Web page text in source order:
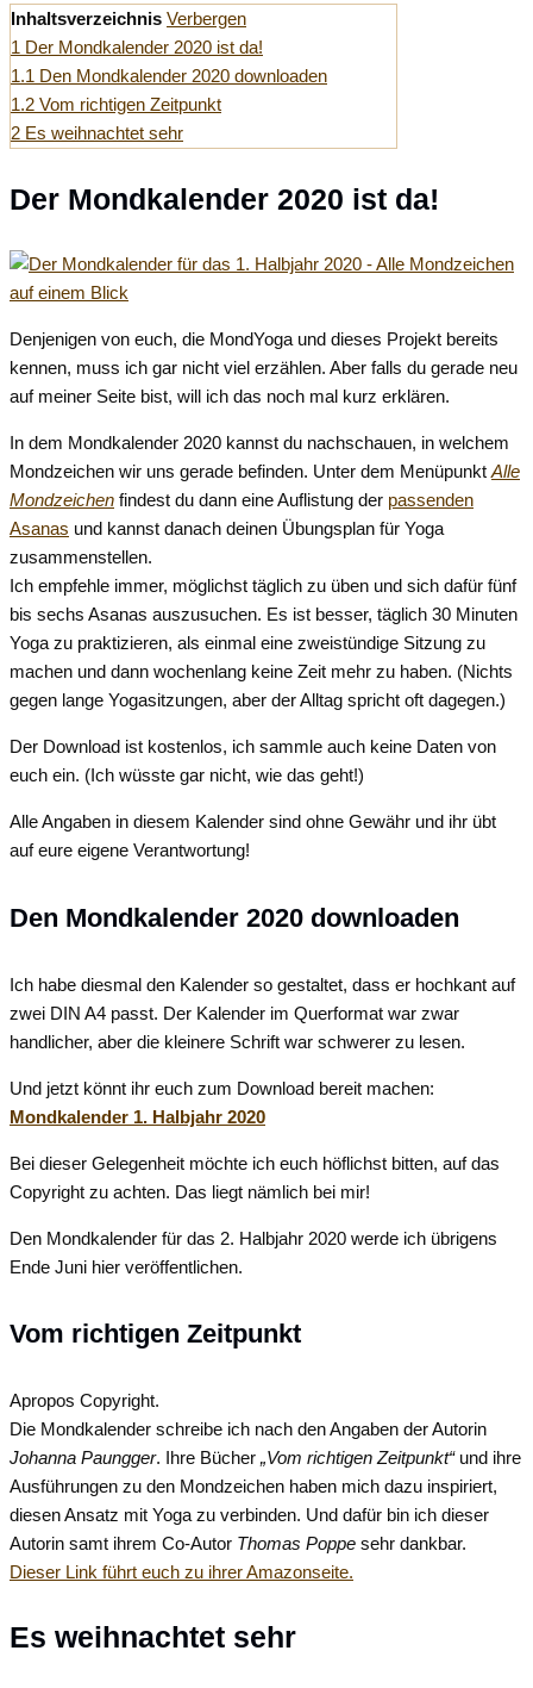
Inhaltsverzeichnis Verbergen
1 Der Mondkalender 2020 ist da!
1.1 Den Mondkalender 2020 downloaden
1.2 Vom richtigen Zeitpunkt
2 Es weihnachtet sehr
Der Mondkalender 2020 ist da!
Denjenigen von euch, die MondYoga und dieses Projekt bereits
kennen, muss ich gar nicht viel erzählen. Aber falls du gerade neu
auf meiner Seite bist, will ich das noch mal kurz erklären.
In dem Mondkalender 2020 kannst du nachschauen, in welchem
Mondzeichen wir uns gerade befinden. Unter dem MenüpunktAlle
Mondzeichen findest du dann eine Auflistung der passenden
Asanas und kannst danach deinen Übungsplan für Yoga
zusammenstellen.
Ich empfehle immer, möglichst täglich zu üben und sich dafür fünf
bis sechs Asanas auszusuchen. Es ist besser, täglich 30 Minuten
Yoga zu praktizieren, als einmal eine zweistündige Sitzung zu
machen und dann wochenlang keine Zeit mehr zu haben. (Nichts
gegen lange Yogasitzungen, aber der Alltag spricht oft dagegen.)
Der Download ist kostenlos, ich sammle auch keine Daten von
euch ein. (Ich wüsste gar nicht, wie das geht!)
Alle Angaben in diesem Kalender sind ohne Gewähr und ihr übt
auf eure eigene Verantwortung!
Den Mondkalender 2020 downloaden
Ich habe diesmal den Kalender so gestaltet, dass er hochkant auf
zwei DIN A4 passt. Der Kalender im Querformat war zwar
handlicher, aber die kleinere Schrift war schwerer zu lesen.
Und jetzt könnt ihr euch zum Download bereit machen:
Mondkalender 1. Halbjahr 2020
Bei dieser Gelegenheit möchte ich euch höflichst bitten, auf das
Copyright zu achten. Das liegt nämlich bei mir!
Den Mondkalender für das 2. Halbjahr 2020 werde ich übrigens
Ende Juni hier veröffentlichen.
Vom richtigen Zeitpunkt
Apropos Copyright.
Die Mondkalender schreibe ich nach den Angaben der Autorin
Johanna Paungger. Ihre Bücher „Vom richtigen Zeitpunkt“und ihre
Ausführungen zu den Mondzeichen haben mich dazu inspiriert,
diesen Ansatz mit Yoga zu verbinden. Und dafür bin ich dieser
Autorin samt ihrem Co-Autor Thomas Poppe sehr dankbar.
Dieser Link führt euch zu ihrer Amazonseite.
Es weihnachtet sehr